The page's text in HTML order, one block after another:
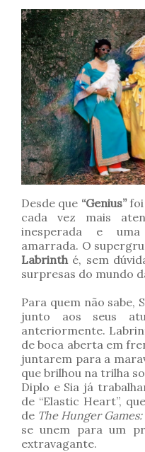
Desde que “Genius”foi
cada vez mais
inesperada e
amarrada. O
Labrinthé, sem
surpresas do mundo
Para quem não sabe,
junto aos seus
anteriormente.
de boca aberta em
juntarem para a
que brilhou na trilha
Diplo e Sia já
de “Elastic Heart”,
de The Hunger
se unem para um
extravagante.